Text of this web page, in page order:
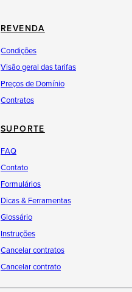
REVENDA
Condições
Visão geral das tarifas
Preços de Domínio
Contratos
SUPORTE
FAQ
Contato
Formulários
Dicas & Ferramentas
Glossário
Instruções
Cancelar contratos
Cancelar contrato